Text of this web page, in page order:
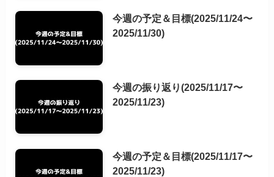
今週の予定＆目標(2025/11/24〜
2025/11/30)
今週の振り返り(2025/11/17〜
2025/11/23)
今週の予定＆目標(2025/11/17〜
2025/11/23)